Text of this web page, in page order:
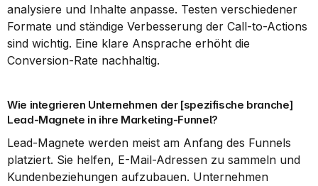
analysiere und Inhalte anpasse. Testen verschiedener
Formate und ständige Verbesserung der Call-to-Actions
sind wichtig. Eine klare Ansprache erhöht die
Conversion-Rate nachhaltig.
Wie integrieren Unternehmen der [spezifische branche]
Lead-Magnete in ihre Marketing-Funnel?
Lead-Magnete werden meist am Anfang des Funnels
platziert. Sie helfen, E-Mail-Adressen zu sammeln und
Kundenbeziehungen aufzubauen. Unternehmen